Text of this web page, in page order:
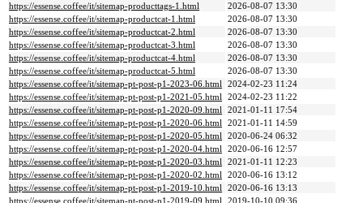
https://essense.coffee/it/sitemap-producttags-1.html
2026-08-07 13:30
https://essense.coffee/it/sitemap-productcat-1.html
2026-08-07 13:30
https://essense.coffee/it/sitemap-productcat-2.html
2026-08-07 13:30
https://essense.coffee/it/sitemap-productcat-3.html
2026-08-07 13:30
https://essense.coffee/it/sitemap-productcat-4.html
2026-08-07 13:30
https://essense.coffee/it/sitemap-productcat-5.html
2026-08-07 13:30
https://essense.coffee/it/sitemap-pt-post-p1-2023-06.html 2024-02-23 11:24
https://essense.coffee/it/sitemap-pt-post-p1-2021-05.html 2024-02-23 11:22
https://essense.coffee/it/sitemap-pt-post-p1-2020-09.html 2021-01-11 17:54
https://essense.coffee/it/sitemap-pt-post-p1-2020-06.html 2021-01-11 14:59
https://essense.coffee/it/sitemap-pt-post-p1-2020-05.html 2020-06-24 06:32
https://essense.coffee/it/sitemap-pt-post-p1-2020-04.html 2020-06-16 12:57
https://essense.coffee/it/sitemap-pt-post-p1-2020-03.html 2021-01-11 12:23
https://essense.coffee/it/sitemap-pt-post-p1-2020-02.html 2020-06-16 13:12
https://essense.coffee/it/sitemap-pt-post-p1-2019-10.html 2020-06-16 13:13
https://essense.coffee/it/sitemap-pt-post-p1-2019-09.html 2019-10-10 09:36